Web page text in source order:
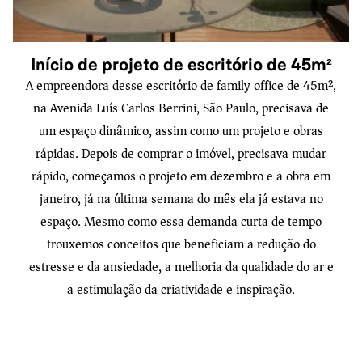
Início de projeto de escritório de 45m²
A empreendora desse escritório de family office de 45m²,
na Avenida Luís Carlos Berrini, São Paulo, precisava de
um espaço dinâmico, assim como um projeto e obras
rápidas. Depois de comprar o imóvel, precisava mudar
rápido, começamos o projeto em dezembro e a obra em
janeiro, já na última semana do mês ela já estava no
espaço. Mesmo como essa demanda curta de tempo
trouxemos conceitos que beneficiam a redução do
estresse e da ansiedade, a melhoria da qualidade do ar e
a estimulação da criatividade e inspiração.